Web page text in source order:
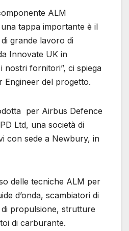
ALM
tappa importante è il
grande lavoro di
Innovate UK in
nostri fornitori”, ci spiega
del progetto.
per Airbus Defence
Ltd, una società di
con sede a Newbury, in
delle tecniche ALM per
d’onda, scambiatori di
propulsione, strutture
di carburante.